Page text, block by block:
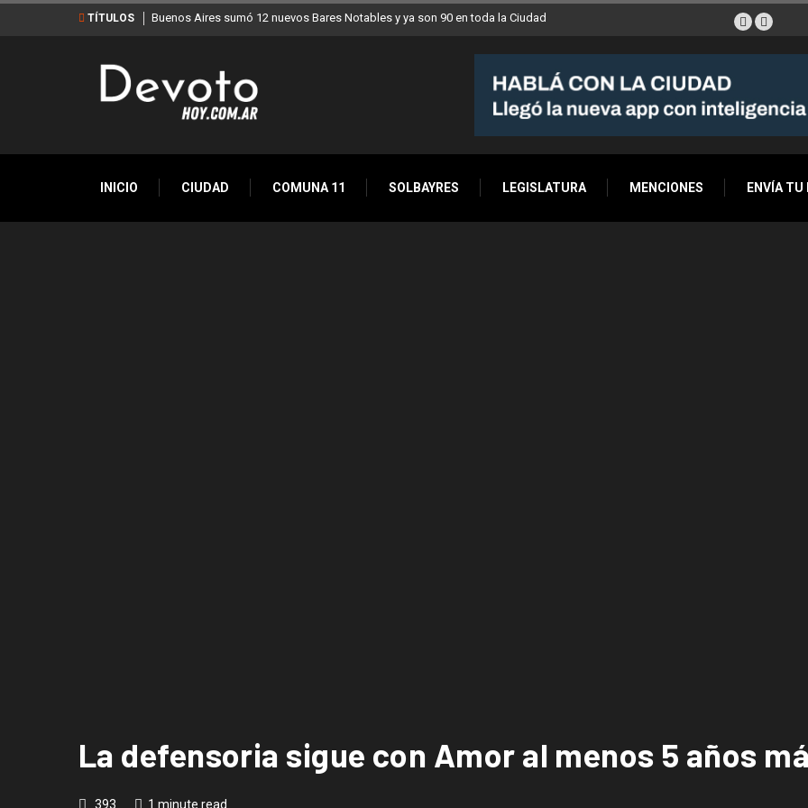
TÍTULOS Buenos Aires sumó 12 nuevos Bares Notables y ya son 90 en toda la Ciudad
INICIO CIUDAD COMUNA 11 SOLBAYRES LEGISLATURA MENCIONES ENVÍA TU
La defensoria sigue con Amor al menos 5 años
393 1 minute read